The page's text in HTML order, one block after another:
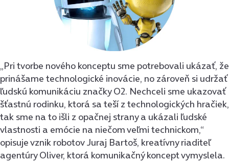
„Pri tvorbe nového konceptu sme potrebovali ukázať, že
prinášame technologické inovácie, no zároveň si udržať
ľudskú komunikáciu značky O2. Nechceli sme ukazovať
šťastnú rodinku, ktorá sa teší z technologických hračiek,
tak sme na to išli z opačnej strany a ukázali ľudské
vlastnosti a emócie na niečom veľmi technickom,“
opisuje vznik robotov Juraj Bartoš, kreatívny riaditeľ
agentúry Oliver, ktorá komunikačný koncept vymyslela.